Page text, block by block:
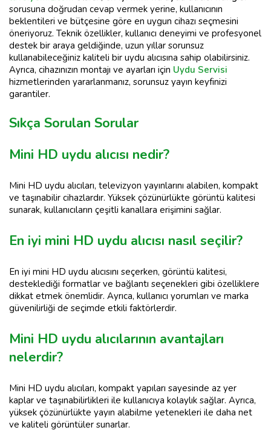
sorusuna doğrudan cevap vermek yerine, kullanıcının
beklentileri ve bütçesine göre en uygun cihazı seçmesini
öneriyoruz. Teknik özellikler, kullanıcı deneyimi ve profesyonel
destek bir araya geldiğinde, uzun yıllar sorunsuz
kullanabileceğiniz kaliteli bir uydu alıcısına sahip olabilirsiniz.
Ayrıca, cihazınızın montajı ve ayarları için Uydu Servisi
hizmetlerinden yararlanmanız, sorunsuz yayın keyfinizi
garantiler.
Sıkça Sorulan Sorular
Mini HD uydu alıcısı nedir?
Mini HD uydu alıcıları, televizyon yayınlarını alabilen, kompakt
ve taşınabilir cihazlardır. Yüksek çözünürlükte görüntü kalitesi
sunarak, kullanıcıların çeşitli kanallara erişimini sağlar.
En iyi mini HD uydu alıcısı nasıl seçilir?
En iyi mini HD uydu alıcısını seçerken, görüntü kalitesi,
desteklediği formatlar ve bağlantı seçenekleri gibi özelliklere
dikkat etmek önemlidir. Ayrıca, kullanıcı yorumları ve marka
güvenilirliği de seçimde etkili faktörlerdir.
Mini HD uydu alıcılarının avantajları
nelerdir?
Mini HD uydu alıcıları, kompakt yapıları sayesinde az yer
kaplar ve taşınabilirlikleri ile kullanıcıya kolaylık sağlar. Ayrıca,
yüksek çözünürlükte yayın alabilme yetenekleri ile daha net
ve kaliteli görüntüler sunarlar.